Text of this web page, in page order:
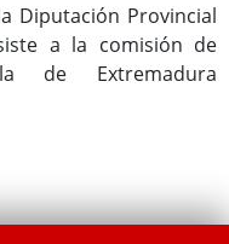
Diputación Provincial
a la comisión de
de Extremadura